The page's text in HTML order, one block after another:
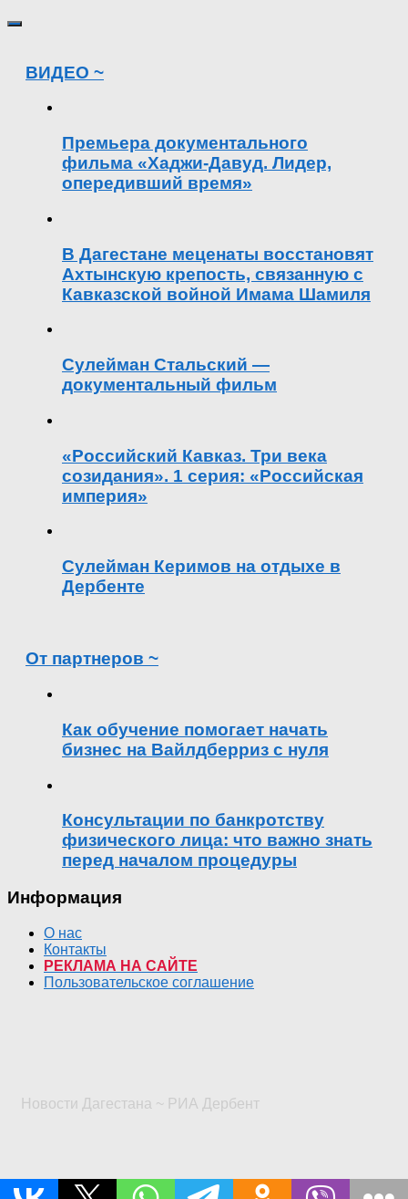
ВИДЕО ~
Премьера документального
фильма «Хаджи-Давуд. Лидер,
опередивший время»
В Дагестане меценаты восстановят
Ахтынскую крепость, связанную с
Кавказской войной Имама Шамиля
Сулейман Стальский —
документальный фильм
«Российский Кавказ. Три века
созидания». 1 серия: «Российская
империя»
Сулейман Керимов на отдыхе в
Дербенте
От партнеров ~
Как обучение помогает начать
бизнес на Вайлдберриз с нуля
Консультации по банкротству
физического лица: что важно знать
перед началом процедуры
Информация
О нас
Контакты
РЕКЛАМА НА САЙТЕ
Пользовательское соглашение
Новости Дагестана ~ РИА Дербент